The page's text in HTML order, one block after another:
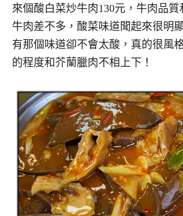
來個酸白菜炒牛肉130元，牛肉品
牛肉差不多，酸菜味道聞起來很明
有那個味道卻不會太酸，真的很風
的程度和芥蘭臘肉不相上下！